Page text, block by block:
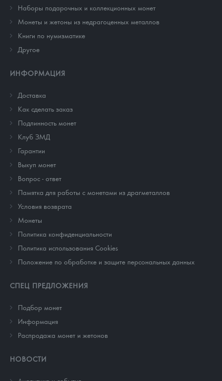
Наборы подарочных и коллекционных монет
Монеты и жетоны из недрагоценных металлов
Книги по нумизматике
Другое
ИНФОРМАЦИЯ
Доставка
Как сделать заказ
Подлинность монет
Клуб ЗМД
Гарантии
Выкуп монет
Вопрос - ответ
Памятка для работы с монетами из драгметаллов
Условия возврата
Монеты
Политика конфиденциальности
Политика использования Cookies
Положение по обработке и защите персональных данных
СПЕЦ ПРЕДЛОЖЕНИЯ
Подбор монет
Информация
Распродажа монет и жетонов
НОВОСТИ